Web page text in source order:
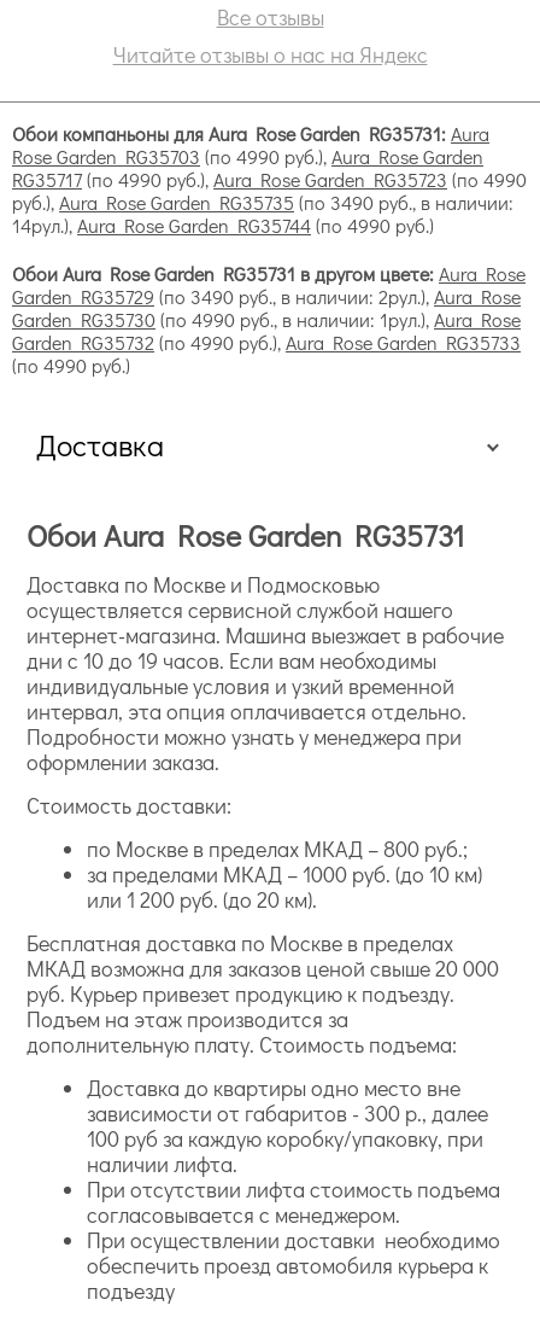
Все отзывы
Читайте отзывы о нас на Яндекс
Обои компаньоны для Aura Rose Garden RG35731:Aura
Rose Garden RG35703 (по 4990 руб.),Aura Rose Garden
RG35717(по 4990 руб.),Aura Rose Garden RG35723 (по 4990
руб.),Aura Rose Garden RG35735 (по 3490 руб., в наличии:
14рул.),Aura Rose Garden RG35744(по 4990 руб.)
Обои Aura Rose Garden RG35731 в другом цвете:Aura Rose
Garden RG35729 (по 3490 руб., в наличии: 2рул.),Aura Rose
Garden RG35730(по 4990 руб., в наличии: 1рул.),Aura Rose
Garden RG35732 (по 4990 руб.),Aura Rose Garden RG35733
(по 4990 руб.)
Доставка
Обои Aura Rose Garden RG35731
Доставка по Москве и Подмосковью
осуществляется сервисной службой нашего
интернет-магазина. Машина выезжает в рабочие
дни с 10 до 19 часов. Если вам необходимы
индивидуальные условия и узкий временной
интервал, эта опция оплачивается отдельно.
Подробности можно узнать у менеджера при
оформлении заказа.
Стоимость доставки:
по Москве в пределах МКАД – 800 руб.;
за пределами МКАД – 1000 руб. (до 10 км)
или 1 200 руб. (до 20 км).
Бесплатная доставка по Москве в пределах
МКАД возможна для заказов ценой свыше 20 000
руб. Курьер привезет продукцию к подъезду.
Подъем на этаж производится за
дополнительную плату. Стоимость подъема:
Доставка до квартиры одно место вне
зависимости от габаритов - 300 р., далее
100 руб за каждую коробку/упаковку, при
наличии лифта.
При отсутствии лифта стоимость подъема
согласовывается с менеджером.
При осуществлении доставки необходимо
обеспечить проезд автомобиля курьера к
подъезду